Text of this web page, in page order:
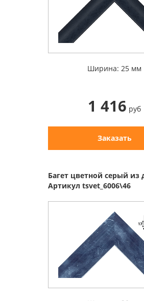
Ширина: 25 мм
1 416 руб
Заказать
Багет цветной серый из
Артикул tsvet_6006\46